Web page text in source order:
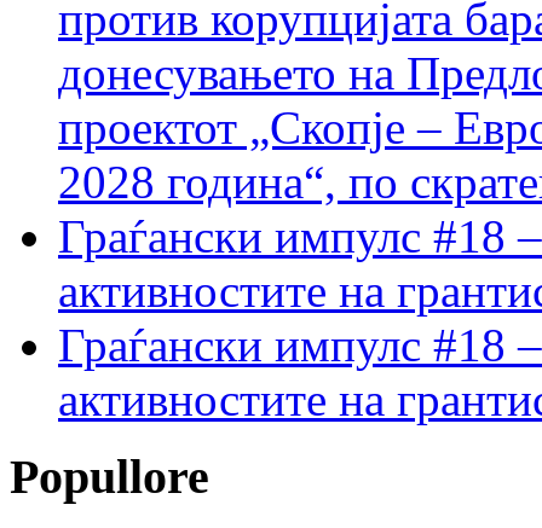
против корупцијата
донесувањето на
проектот „Скопје –
2028 година“, по
Граѓански импулс #18
активностите на
Граѓански импулс #18
активностите на
Popullore